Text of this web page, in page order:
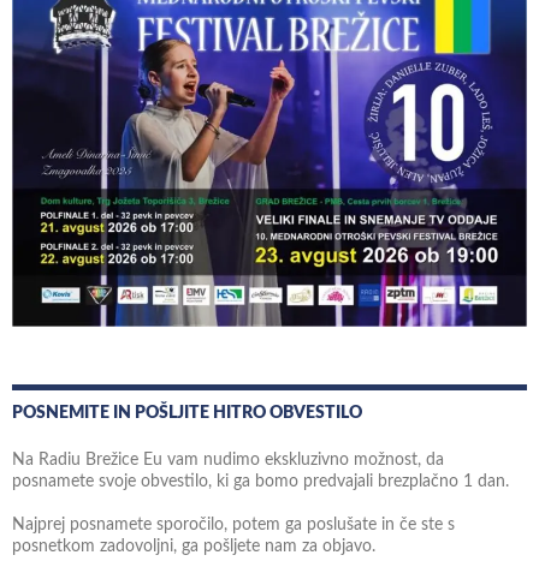
POSNEMITE IN POŠLJITE HITRO OBVESTILO
Na Radiu Brežice Eu vam nudimo ekskluzivno možnost, da
posnamete svoje obvestilo, ki ga bomo predvajali brezplačno 1 dan.
Najprej posnamete sporočilo, potem ga poslušate in če ste s
posnetkom zadovoljni, ga pošljete nam za objavo.